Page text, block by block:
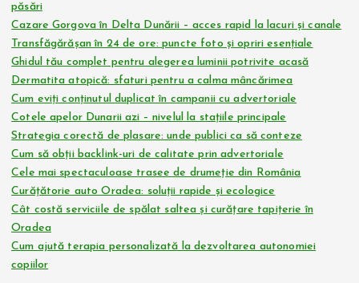
păsări
Cazare Gorgova în Delta Dunării – acces rapid la lacuri și canale
Transfăgărășan în 24 de ore: puncte foto și opriri esențiale
Ghidul tău complet pentru alegerea luminii potrivite acasă
Dermatita atopică: sfaturi pentru a calma mâncărimea
Cum eviți conținutul duplicat în campanii cu advertoriale
Cotele apelor Dunarii azi – nivelul la stațiile principale
Strategia corectă de plasare: unde publici ca să conteze
Cum să obții backlink-uri de calitate prin advertoriale
Cele mai spectaculoase trasee de drumeție din România
Curățătorie auto Oradea: soluții rapide și ecologice
Cât costă serviciile de spălat saltea și curățare tapițerie în
Oradea
Cum ajută terapia personalizată la dezvoltarea autonomiei
copiilor